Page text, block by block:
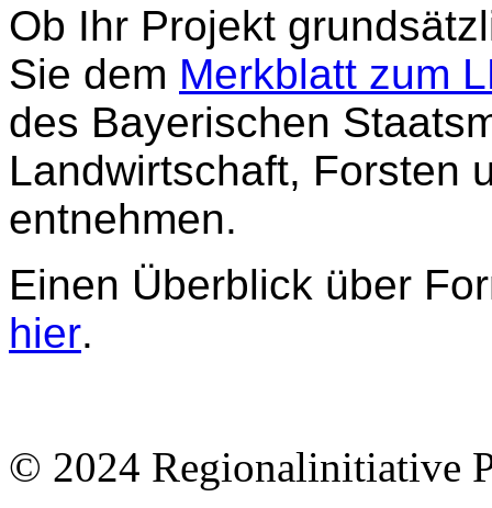
Ob Ihr Projekt
Sie dem Merkblatt zum
des Bayerischen
Landwirtschaft, Forsten
entnehmen.
Einen Überblick über
hier.
© 2024 Regionalinitiative